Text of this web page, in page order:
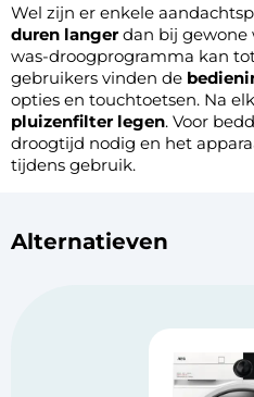
Wel zijn er enkele
duren langerdan bij gewone
was-droogprogramma kan
gebruikers vinden de
opties en touchtoetsen. Na
pluizenfilter legen. Voor
droogtijd nodig en het
tijdens gebruik.
Alternatieven